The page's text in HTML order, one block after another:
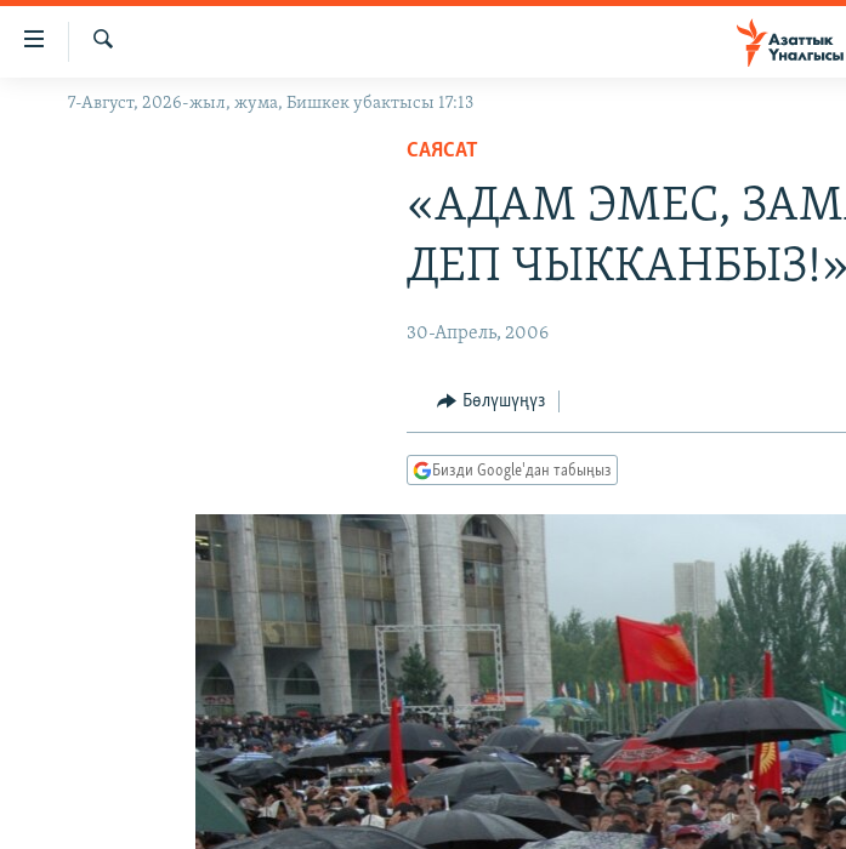
Линктер
Мазмунга
Навигацияга
ЖАҢЫЛЫКТАР
Издөө
7-Август, 2026-жыл, жума, Бишкек убактысы 17:13
САЯСАТ
«АДАМ ЭМЕС,
ДЕП ЧЫККАНБЫЗ!»
30-Апрель, 2006
Бөлүшүңүз
Бизди Google'дан табыңыз